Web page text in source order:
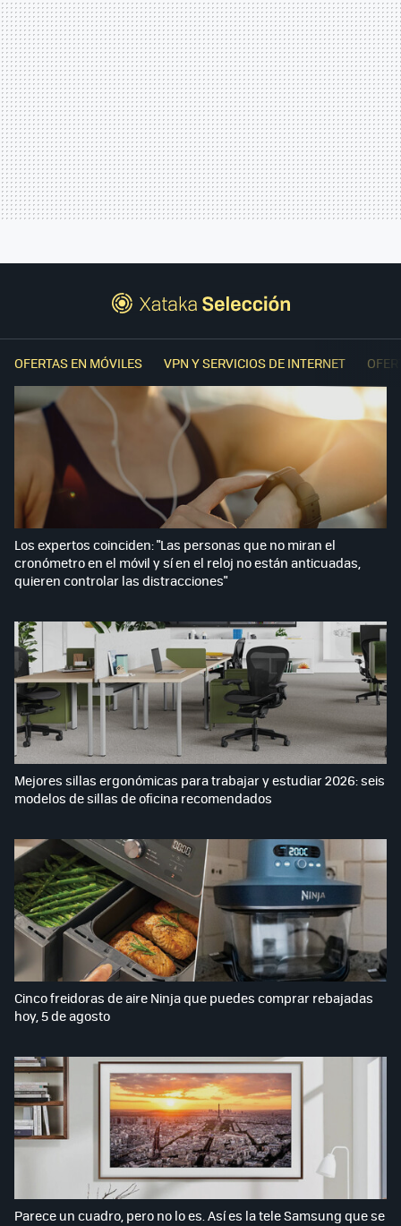
OFERTAS EN MÓVILES VPN Y SERVICIOS DE INTERNET
Los expertos coinciden: "Las personas que no miran el
cronómetro en el móvil y sí en el reloj no están anticuadas,
quieren controlar las distracciones"
Mejores sillas ergonómicas para trabajar y estudiar 2026: seis
modelos de sillas de oficina recomendados
Cinco freidoras de aire Ninja que puedes comprar rebajadas
hoy, 5 de agosto
Parece un cuadro, pero no lo es. Así es la tele Samsung que se